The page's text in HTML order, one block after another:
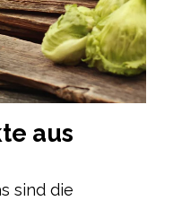
aus
sind die